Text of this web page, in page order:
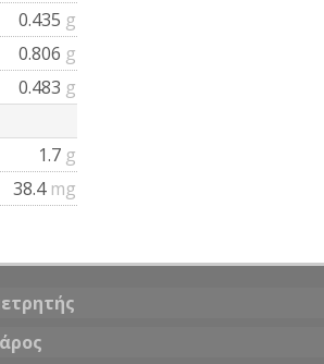
0.435 g
0.806 g
0.483 g
1.7 g
38.4 mg